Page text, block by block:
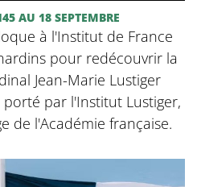
AU 18 SEPTEMBRE
à l'Institut de France
pour redécouvrir la
Jean-Marie Lustiger
porté par l'Institut Lustiger,
de l'Académie française.